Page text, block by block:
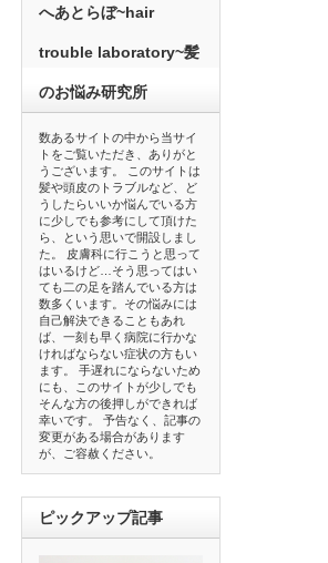
へあとらぼ~hair
trouble laboratory~髪
のお悩み研究所
数あるサイトの中から当サイ
トをご覧いただき、ありがと
うございます。 このサイトは
髪や頭皮のトラブルなど、ど
うしたらいいか悩んでいる方
に少しでも参考にして頂けた
ら、という思いで開設しまし
た。 皮膚科に行こうと思って
はいるけど…そう思ってはい
ても二の足を踏んでいる方は
数多くいます。その悩みには
自己解決できることもあれ
ば、一刻も早く病院に行かな
ければならない症状の方もい
ます。 手遅れにならないため
にも、このサイトが少しでも
そんな方の後押しができれば
幸いです。 予告なく、記事の
変更がある場合があります
が、ご容赦ください。
ピックアップ記事